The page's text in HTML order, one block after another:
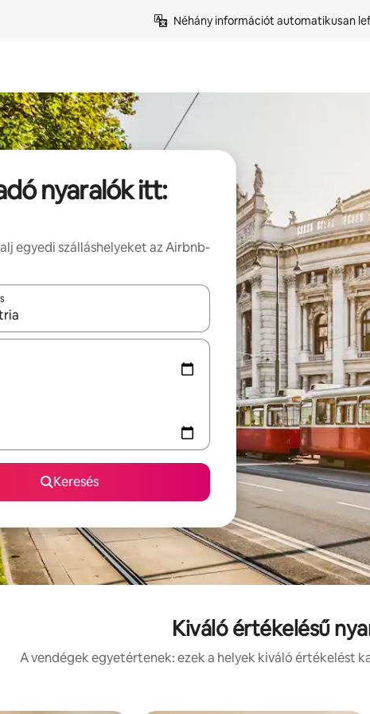
Néhány információt automatikusan
nyaralók itt:
egyedi szálláshelyeket az Airbnb-
között a felfelé és a lefelé nyíllal navigálhatsz, illetve érintő és
Keresés
Kiváló értékelésű
A vendégek egyetértenek: ezek a helyek kiváló értékelést